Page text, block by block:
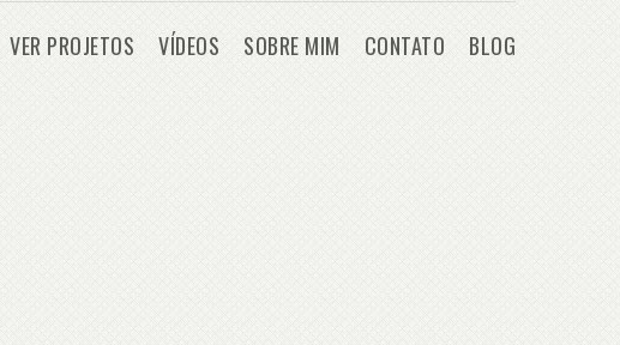
VER PROJETOS VÍDEOS SOBRE MIM CONTATO BLOG